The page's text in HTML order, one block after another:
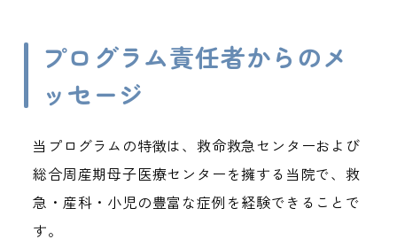
プログラム責任者からのメ
ッセージ
当プログラムの特徴は、救命救急センターおよび
総合周産期母子医療センターを擁する当院で、救
急・産科・小児の豊富な症例を経験できることで
す。